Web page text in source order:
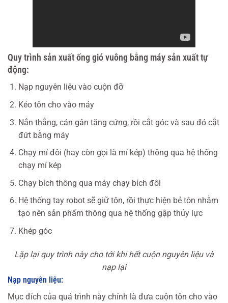
Quy trình sản xuất ống gió vuông bằng máy sản xuất tự
động:
Nạp nguyên liệu vào cuộn đỡ
Kéo tôn cho vào máy
Nắn thẳng, cán gân tăng cứng, rồi cắt góc và sau đó cắt
đứt bằng máy
Chạy mí đôi (hay còn gọi là mí kép) thông qua hệ thống
chạy mí kép
Chạy bích thông qua máy chạy bích đôi
Hệ thống tay robot sẽ giữ tôn, rồi thực hiện bẻ tôn nhằm
tạo nên sản phẩm thông qua hệ thống gập thủy lực
Khép góc
Lặp lại quy trình này cho tới khi hết cuộn nguyên liệu và
nạp lại
Nạp nguyên liệu:
Mục đích của quá trình này chính là đưa cuộn tôn cho vào